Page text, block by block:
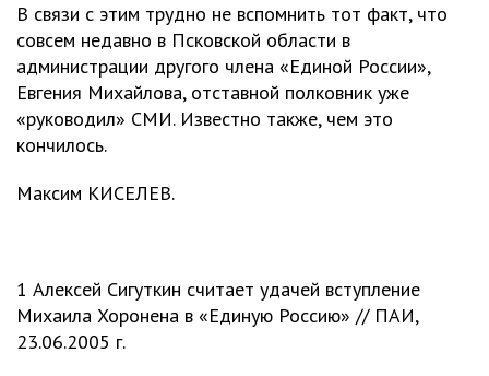
В связи с этим трудно не вспомнить тот факт, что
совсем недавно в Псковской области в
администрации другого члена «Единой России»,
Евгения Михайлова, отставной полковник уже
«руководил» СМИ. Известно также, чем это
кончилось.
Максим КИСЕЛЕВ.
1 Алексей Сигуткин считает удачей вступление
Михаила Хоронена в «Единую Россию» // ПАИ,
23.06.2005 г.